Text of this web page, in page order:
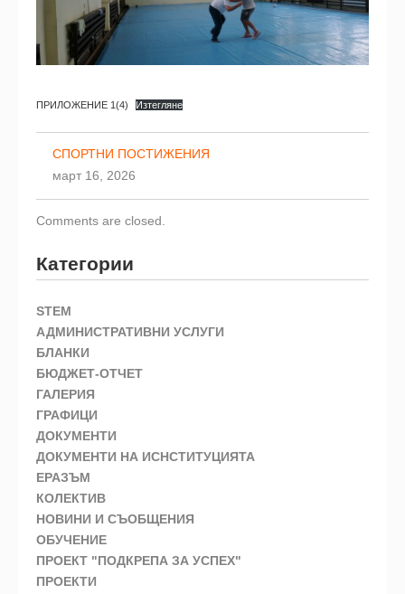
ПРИЛОЖЕНИЕ 1(4) Изтегляне
СПОРТНИ ПОСТИЖЕНИЯ
март 16, 2026
Comments are closed.
Категории
STEM
АДМИНИСТРАТИВНИ УСЛУГИ
БЛАНКИ
БЮДЖЕТ-ОТЧЕТ
ГАЛЕРИЯ
ГРАФИЦИ
ДОКУМЕНТИ
ДОКУМЕНТИ НА ИСНСТИТУЦИЯТА
ЕРАЗЪМ
КОЛЕКТИВ
НОВИНИ И СЪОБЩЕНИЯ
ОБУЧЕНИЕ
ПРОЕКТ "ПОДКРЕПА ЗА УСПЕХ"
ПРОЕКТИ